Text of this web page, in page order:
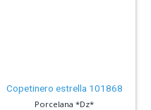
Copetinero estrella 101868
Porcelana *Dz*